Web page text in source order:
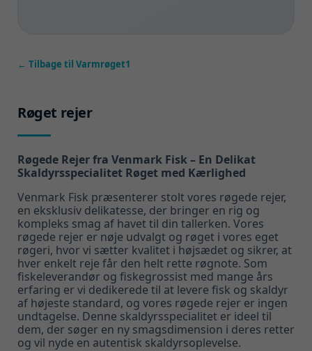
← Tilbage til Varmrøget1
Røget rejer
Røgede Rejer fra Venmark Fisk – En Delikat
Skaldyrsspecialitet Røget med Kærlighed
Venmark Fisk præsenterer stolt vores røgede rejer,
en eksklusiv delikatesse, der bringer en rig og
kompleks smag af havet til din tallerken. Vores
røgede rejer er nøje udvalgt og røget i vores eget
røgeri, hvor vi sætter kvalitet i højsædet og sikrer, at
hver enkelt reje får den helt rette røgnote. Som
fiskeleverandør og fiskegrossist med mange års
erfaring er vi dedikerede til at levere fisk og skaldyr
af højeste standard, og vores røgede rejer er ingen
undtagelse. Denne skaldyrsspecialitet er ideel til
dem, der søger en ny smagsdimension i deres retter
og vil nyde en autentisk skaldyrsoplevelse.